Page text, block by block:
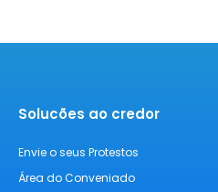
Solucões ao credor
Envie o seus Protestos
Área do Conveniado